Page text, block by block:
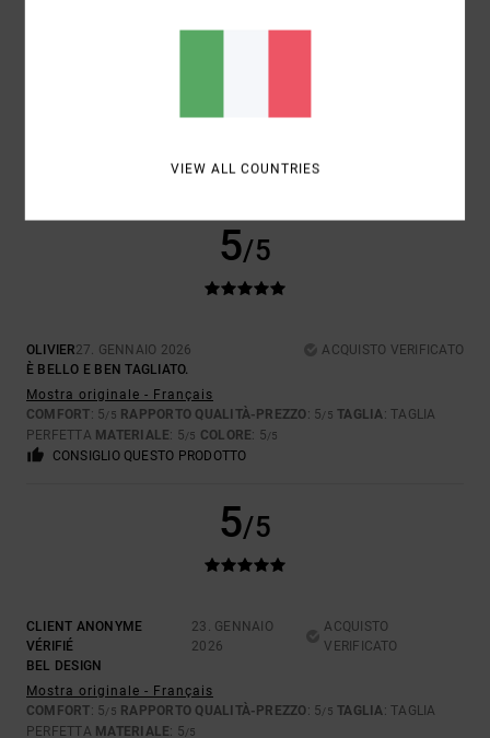
Mostra originale - Français
5/5
OLIVIER27. GENNAIO 2026
ACQUISTO VERIFICATO
È BELLO E BEN TAGLIATO.
Mostra originale - Français
COMFORT: 5/5 RAPPORTO QUALITÀ-PREZZO: 5/5 TAGLIA: TAGLIA
PERFETTA MATERIALE: 5/5 COLORE: 5/5
CONSIGLIO QUESTO PRODOTTO
5/5
CLIENT ANONYME
VÉRIFIÉ
23. GENNAIO
2026
ACQUISTO
VERIFICATO
BEL DESIGN
Mostra originale - Français
COMFORT: 5/5 RAPPORTO QUALITÀ-PREZZO: 5/5 TAGLIA: TAGLIA
PERFETTA MATERIALE: 5/5
VIEW ALL COUNTRIES